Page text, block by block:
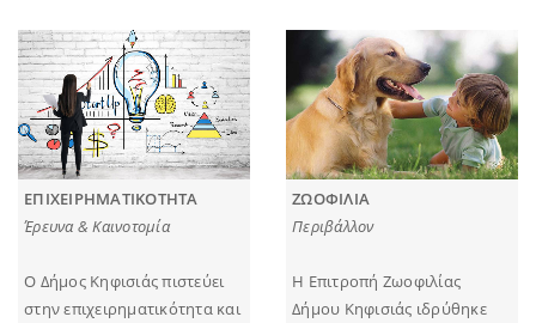
ΕΠΙΧΕΙΡΗΜΑΤΙΚΟΤΗΤΑ
Έρευνα & Καινοτομία
Ο Δήμος Κηφισιάς πιστεύει
στην επιχειρηματικότητα και
ΖΩΟΦΙΛΙΑ
Περιβάλλον
Η Επιτροπή Ζωοφιλίας
Δήμου Κηφισιάς ιδρύθηκε